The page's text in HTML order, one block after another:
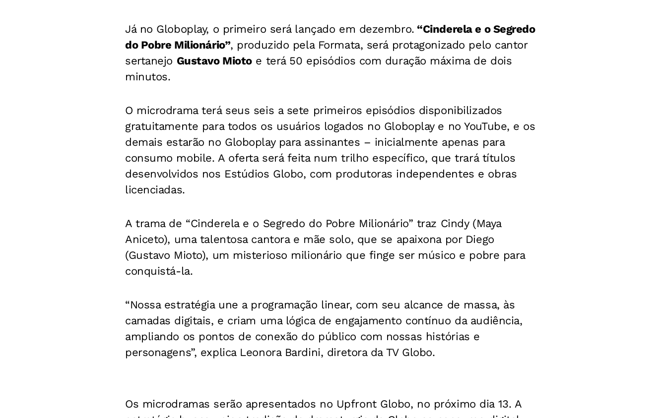
Já no Globoplay, o primeiro será lançado em dezembro. “Cinderela e o Segredo
do Pobre Milionário”, produzido pela Formata, será protagonizado pelo cantor
sertanejo Gustavo Miotoe terá 50 episódios com duração máxima de dois
minutos.
O microdrama terá seus seis a sete primeiros episódios disponibilizados
gratuitamente para todos os usuários logados no Globoplay e no YouTube, e os
demais estarão no Globoplay para assinantes – inicialmente apenas para
consumo mobile. A oferta será feita num trilho específico, que trará títulos
desenvolvidos nos Estúdios Globo, com produtoras independentes e obras
licenciadas.
A trama de “Cinderela e o Segredo do Pobre Milionário” traz Cindy (Maya
Aniceto), uma talentosa cantora e mãe solo, que se apaixona por Diego
(Gustavo Mioto), um misterioso milionário que finge ser músico e pobre para
conquistá-la.
“Nossa estratégia une a programação linear, com seu alcance de massa, às
camadas digitais, e criam uma lógica de engajamento contínuo da audiência,
ampliando os pontos de conexão do público com nossas histórias e
personagens”, explica Leonora Bardini, diretora da TV Globo.
Os microdramas serão apresentados no Upfront Globo, no próximo dia 13. A